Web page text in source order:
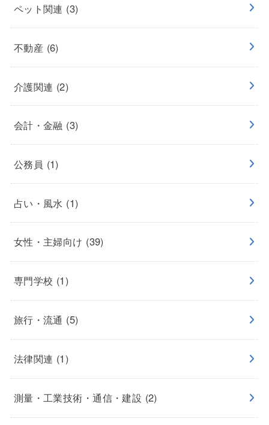
ペット関連 (3)
不動産 (6)
介護関連 (2)
会計・金融 (3)
公務員 (1)
占い・風水 (1)
女性・主婦向け (39)
専門学校 (1)
旅行・流通 (5)
法律関連 (1)
測量・工業技術・通信・建設 (2)